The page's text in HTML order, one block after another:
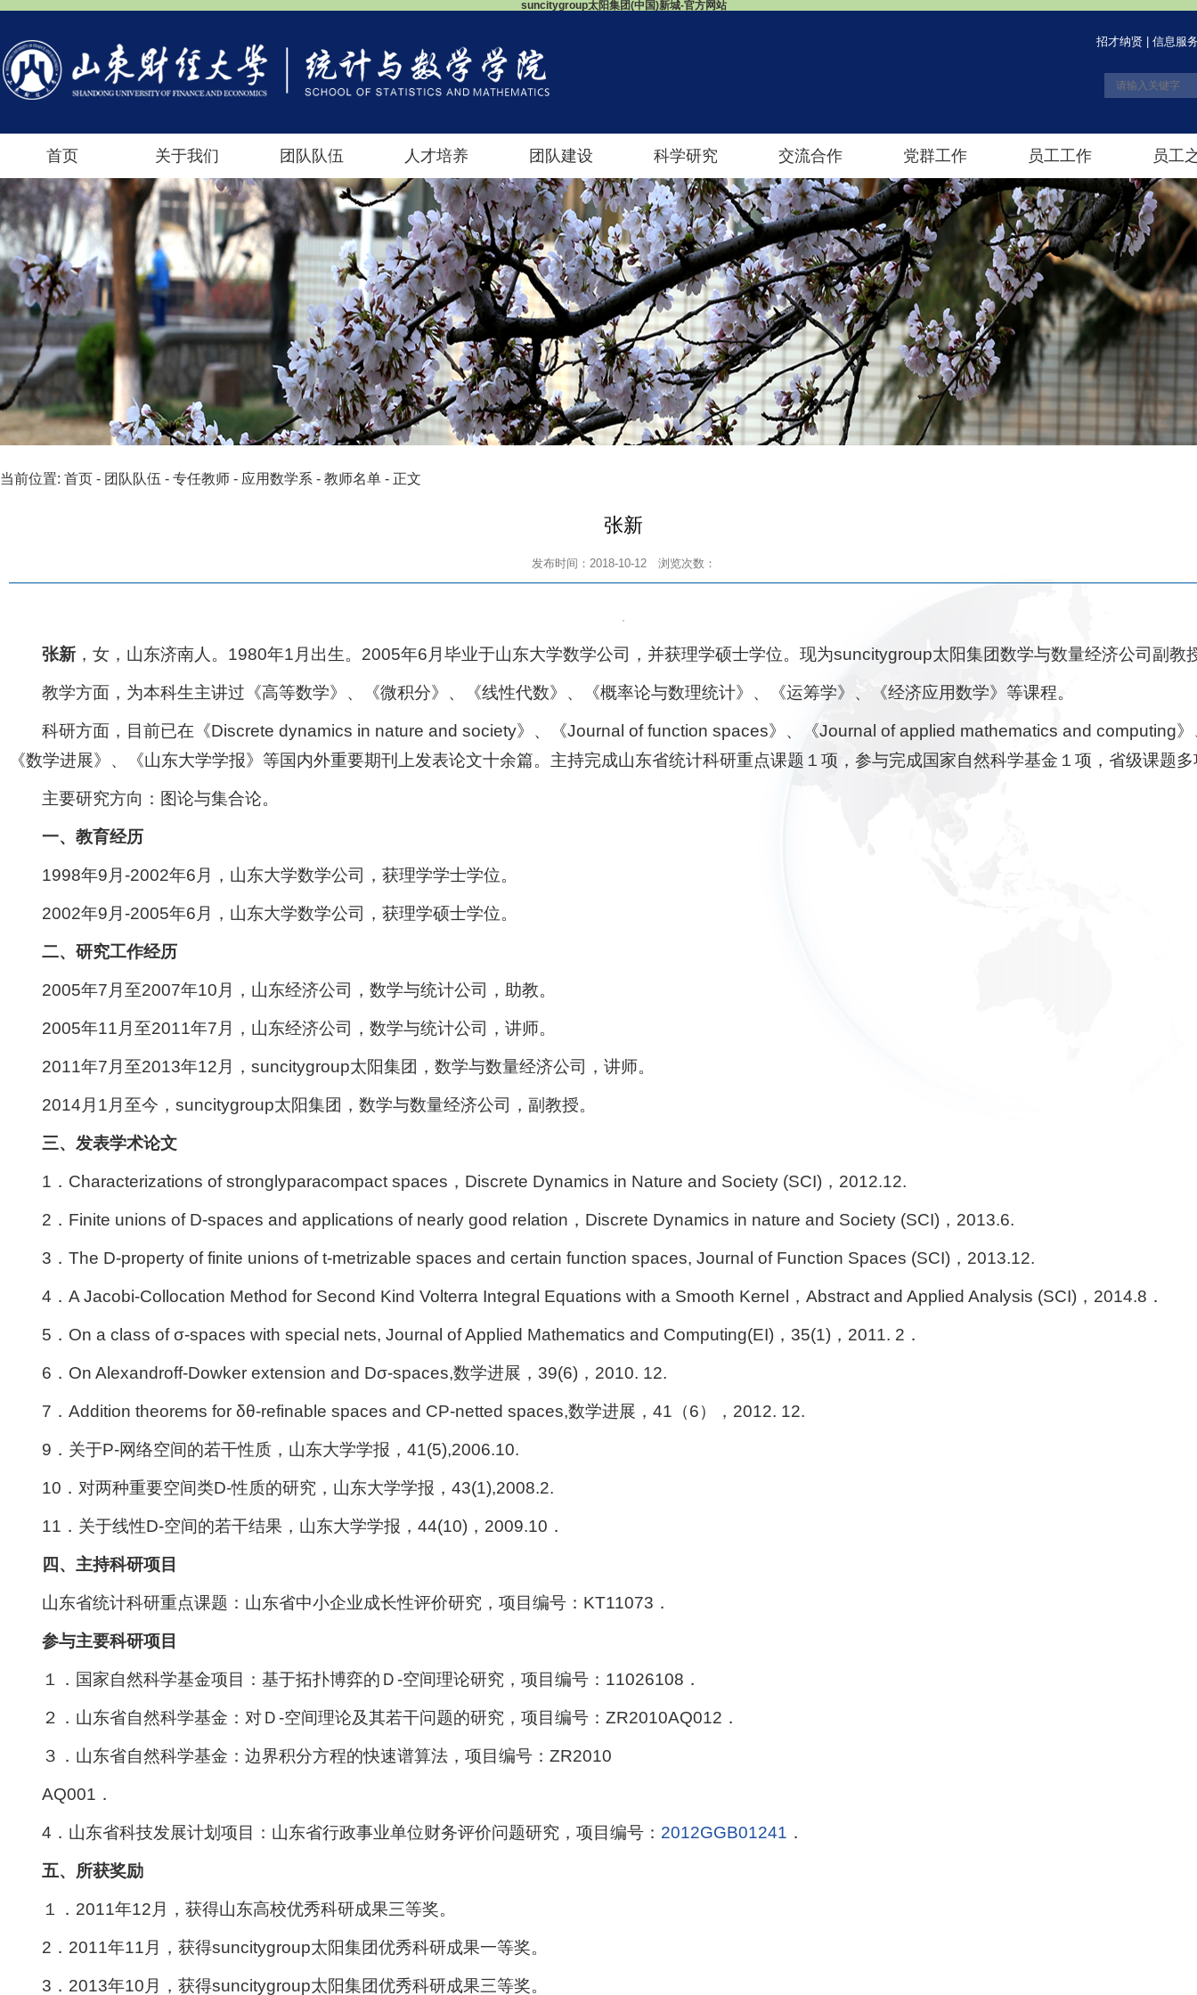
suncitygroup太阳集团(中国)新城-官方网站
招才纳贤 信息服
首页 关于我们 团队队伍 人才培养 团队建设 科学研究 交流合作 党群工作 员工工作 员工
当前位置: 首页 - 团队队伍 - 专任教师 - 应用数学系 - 教师名单 - 正文
张新
发布时间：2018-10-12 浏览次数：
张新 ，女，山东济南人。1980年1月出生。2005年6月毕业于山东大学数学公司，并获理学硕士学位。现为suncitygroup太阳集团数学与数量经济公司副教
教学方面，为本科生主讲过《高等数学》、《微积分》、《线性代数》、《概率论与数理统计》、《运筹学》、《经济应用数学》等课程。
科研方面，目前已在《Discrete dynamics in nature and society》、《Journal of function spaces》、《Journal of applied mathematics and computing》
《数学进展》、《山东大学学报》等国内外重要期刊上发表论文十余篇。主持完成山东省统计科研重点课题１项，参与完成国家自然科学基金１项，省级课题
主要研究方向：图论与集合论。
一、教育经历
1998年9月-2002年6月，山东大学数学公司，获理学学士学位。
2002年9月-2005年6月，山东大学数学公司，获理学硕士学位。
二、研究工作经历
2005年7月至2007年10月，山东经济公司，数学与统计公司，助教。
2005年11月至2011年7月，山东经济公司，数学与统计公司，讲师。
2011年7月至2013年12月，suncitygroup太阳集团，数学与数量经济公司，讲师。
2014月1月至今，suncitygroup太阳集团，数学与数量经济公司，副教授。
三、发表学术论文
1．Characterizations of stronglyparacompact spaces，Discrete Dynamics in Nature and Society (SCI)，2012.12.
2．Finite unions of D-spaces and applications of nearly good relation，Discrete Dynamics in nature and Society (SCI)，2013.6.
3．The D-property of finite unions of t-metrizable spaces and certain function spaces, Journal of Function Spaces (SCI)，2013.12.
4．A Jacobi-Collocation Method for Second Kind Volterra Integral Equations with a Smooth Kernel，Abstract and Applied Analysis (SCI)，2014.8．
5．On a class of σ-spaces with special nets, Journal of Applied Mathematics and Computing(EI)，35(1)，2011. 2．
6．On Alexandroff-Dowker extension and Dσ-spaces,数学进展，39(6)，2010. 12.
7．Addition theorems for δθ-refinable spaces and CP-netted spaces,数学进展，41（6），2012. 12.
9．关于P-网络空间的若干性质，山东大学学报，41(5),2006.10.
10．对两种重要空间类D-性质的研究，山东大学学报，43(1),2008.2.
11．关于线性D-空间的若干结果，山东大学学报，44(10)，2009.10．
四、主持科研项目
山东省统计科研重点课题：山东省中小企业成长性评价研究，项目编号：KT11073．
参与主要科研项目
１．国家自然科学基金项目：基于拓扑博弈的Ｄ-空间理论研究，项目编号：11026108．
２．山东省自然科学基金：对Ｄ-空间理论及其若干问题的研究，项目编号：ZR2010AQ012．
３．山东省自然科学基金：边界积分方程的快速谱算法，项目编号：ZR2010
AQ001．
4．山东省科技发展计划项目：山东省行政事业单位财务评价问题研究，项目编号： 2012GGB01241 ．
五、所获奖励
１．2011年12月，获得山东高校优秀科研成果三等奖。
2．2011年11月，获得suncitygroup太阳集团优秀科研成果一等奖。
3．2013年10月，获得suncitygroup太阳集团优秀科研成果三等奖。